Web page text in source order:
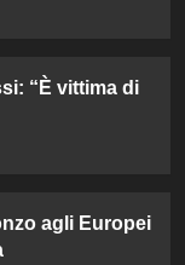
“È vittima di
agli Europei